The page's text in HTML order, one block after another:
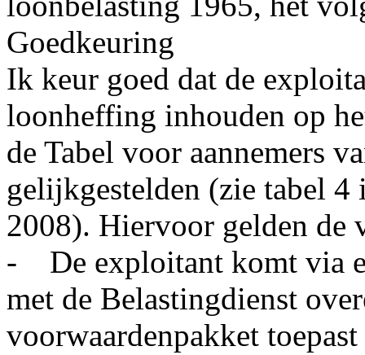
Goedkeuring
Ik keur goed dat de
loonheffing inhouden op
de Tabel voor aannemers
gelijkgestelden (zie tabel
2008). Hiervoor gelden de
- De exploitant komt via
met de Belastingdienst
voorwaardenpakket